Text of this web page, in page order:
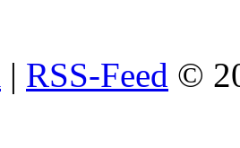
| RSS-Feed ©